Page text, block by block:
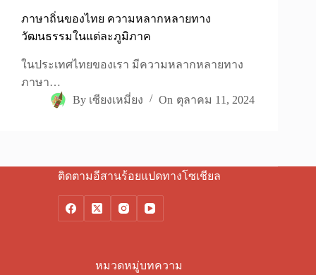
ภาษาถิ่นของไทย ความหลากหลายทาง
วัฒนธรรมในแต่ละภูมิภาค
ในประเทศไทยของเรา มีความหลากหลายทาง
ภาษา…
By เซียงเหมี่ยง On ตุลาคม 11, 2024
ติดตามอีสานร้อยแปดทางโซเชียล
หมวดหมู่บทความ